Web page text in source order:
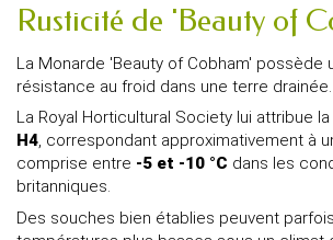
Rusticité de 'Beauty of
La Monarde 'Beauty of Cobham' possède
résistance au froid dans une terre drainée.
La Royal Horticultural Society lui attribue
H4, correspondant approximativement à
comprise entre -5 et -10 °C dans les
britanniques.
Des souches bien établies peuvent